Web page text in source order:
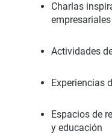
Charlas
Actividades
Experiencias
Espacios de
y educación